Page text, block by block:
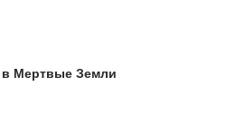
в Мертвые Земли